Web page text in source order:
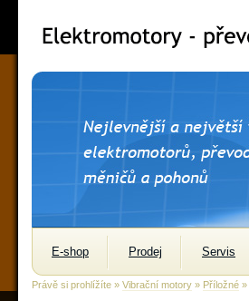
E-shop Prodej Servis
Právě si prohlížíte » Vibrační motory » Příložné »